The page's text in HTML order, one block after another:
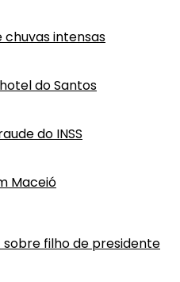
intensas
do Santos
do INSS
Maceió
sobre filho de presidente